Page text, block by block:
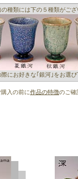
の種類には下の５種類がご
際にお好きな｢銀河｣をお選
購入の前に作品の特徴のご確